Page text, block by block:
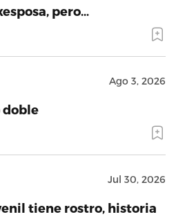
pero…
Ago 3, 2026
doble
Jul 30, 2026
tiene rostro, historia